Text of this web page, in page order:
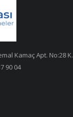
Kamaç Apt. No:28 K.
90 04